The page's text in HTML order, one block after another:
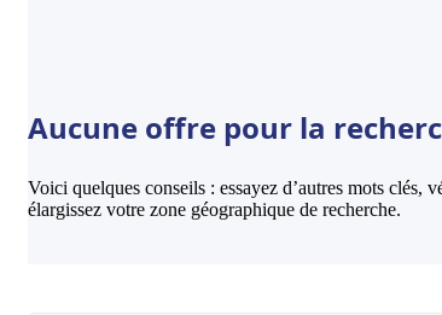
Aucune offre pour la
Voici quelques conseils : essayez d’autres mots clés,
élargissez votre zone géographique de recherche.